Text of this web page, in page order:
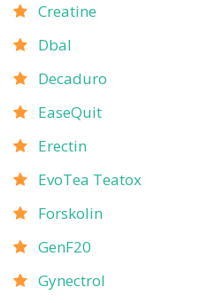
Creatine
Dbal
Decaduro
EaseQuit
Erectin
EvoTea Teatox
Forskolin
GenF20
Gynectrol